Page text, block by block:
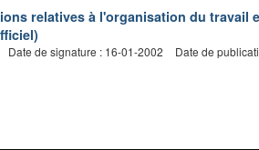
relatives à l'organisation du travail
Date de signature : 16-01-2002
Date de